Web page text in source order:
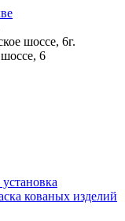
г.
6
кованых изделий